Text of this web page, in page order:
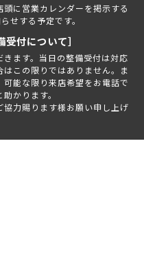
に営業カレンダーを掲示する
せする予定です。
受付について］
ます。当日の整備受付は対応
この限りではありません。ま
能な限り来店希望をお電話で
かります。
力賜ります様お願い申し上げ